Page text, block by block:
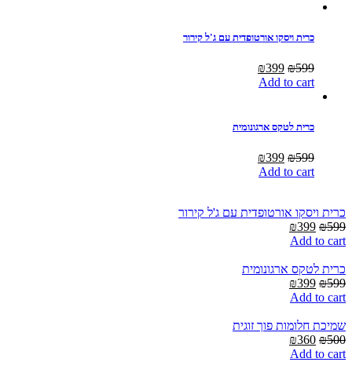
כרית ויסקו אורטופדית עם ג'ל קירור
₪599
Original
price
₪399
Add to cart
כרית לטקס ארגונומית
₪599
Original
price
₪399
Add to cart
כרית ויסקו אורטופדית עם ג'ל קירור
₪599
Original
price
₪599.
₪399
₪399.
Add to cart
כרית לטקס ארגונומית
₪599
Original
price
₪599.
₪399
₪399.
Add to cart
שמיכת חלומות פוך זוגית
₪500
Original
price
₪360
Add to cart